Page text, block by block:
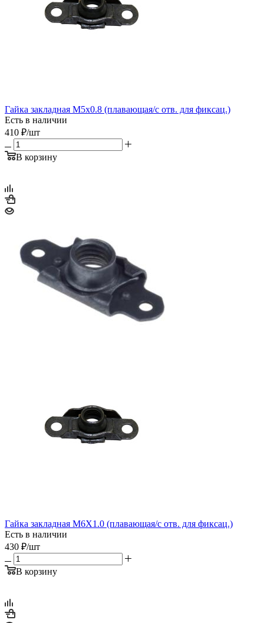
Гайка закладная М5х0.8 (плавающая/с отв. для фиксац.)
Есть в наличии
410 ₽/шт
В корзину
Гайка закладная М6X1.0 (плавающая/с отв. для фиксац.)
Есть в наличии
430 ₽/шт
В корзину